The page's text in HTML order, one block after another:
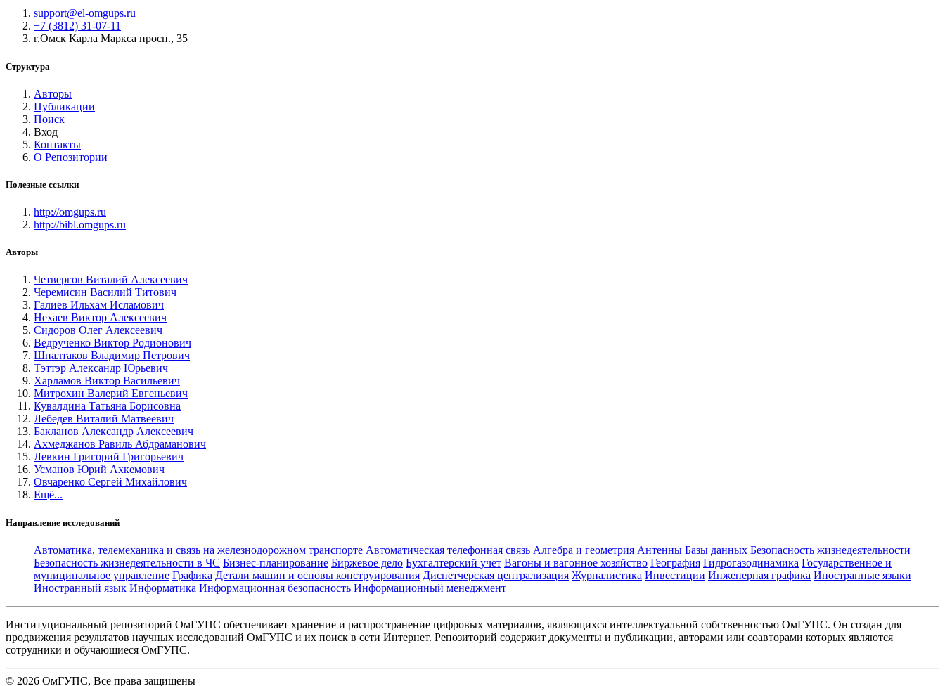
support@el-omgups.ru
+7 (3812) 31-07-11
г.Омск Карла Маркса просп., 35
Структура
Авторы
Публикации
Поиск
Вход
Контакты
О Репозитории
Полезные ссылки
http://omgups.ru
http://bibl.omgups.ru
Авторы
Четвергов Виталий Алексеевич
Черемисин Василий Титович
Галиев Ильхам Исламович
Нехаев Виктор Алексеевич
Сидоров Олег Алексеевич
Ведрученко Виктор Родионович
Шпалтаков Владимир Петрович
Тэттэр Александр Юрьевич
Харламов Виктор Васильевич
Митрохин Валерий Евгеньевич
Кувалдина Татьяна Борисовна
Лебедев Виталий Матвеевич
Бакланов Александр Алексеевич
Ахмеджанов Равиль Абдраманович
Левкин Григорий Григорьевич
Усманов Юрий Ахкемович
Овчаренко Сергей Михайлович
Ещё...
Направление исследований
Автоматика, телемеханика и связь на железнодорожном транспорте Автоматическая телефонная связь Алгебра и геометрия Антенны Базы данных Безопасность жизнедеятельности
Безопасность жизнедеятельности в ЧС Бизнес-планирование Биржевое дело Бухгалтерский учет Вагоны и вагонное хозяйство География Гидрогазодинамика Государственное и
муниципальное управление Графика Детали машин и основы конструирования Диспетчерская централизация Журналистика Инвестиции Инженерная графика Иностранные языки
Иностранный язык Информатика Информационная безопасность Информационный менеджмент
Институциональный репозиторий ОмГУПС обеспечивает хранение и распространение цифровых материалов, являющихся интеллектуальной собственностью ОмГУПС. Он создан для
продвижения результатов научных исследований ОмГУПС и их поиск в сети Интернет. Репозиторий содержит документы и публикации, авторами или соавторами которых являются
сотрудники и обучающиеся ОмГУПС.
© 2026 ОмГУПС, Все права защищены